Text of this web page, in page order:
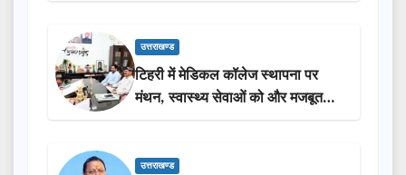
उत्तराखण्ड
टिहरी में मेडिकल कॉलेज स्थापना पर
मंथन, स्वास्थ्य सेवाओं को और मजबूत
करेगी सरकार: मुख्यमंत्री धामी…
उत्तराखण्ड